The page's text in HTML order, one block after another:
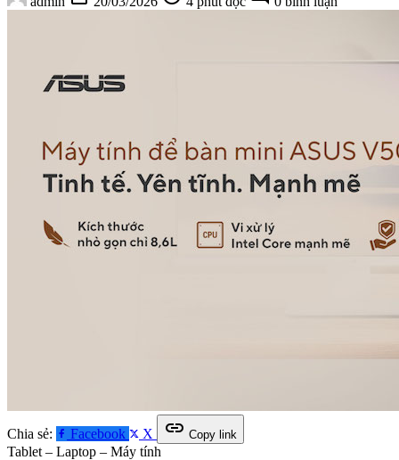
Chia sẻ: Facebook X link Copy link
Tablet – Laptop – Máy tính